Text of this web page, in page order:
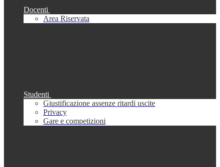
Docenti
Area Riservata
Studenti
Giustificazione assenze ritardi uscite
Privacy
Gare e competizioni